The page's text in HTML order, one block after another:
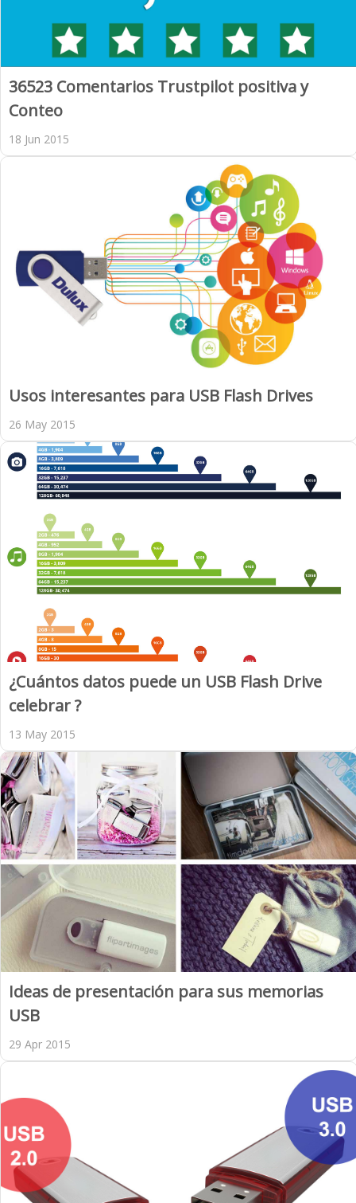
36523 Comentarios Trustpilot positiva y
Conteo
18 Jun 2015
Usos interesantes para USB Flash Drives
26 May 2015
¿Cuántos datos puede un USB Flash Drive
celebrar ?
13 May 2015
Ideas de presentación para sus memorias
USB
29 Apr 2015